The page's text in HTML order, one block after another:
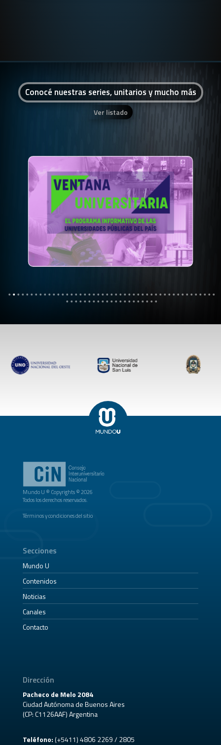
Conocé nuestras series, unitarios y mucho más
Ver listado
Mundo U ® Copyrights © 2026
Todos los derechos reservados.
Términos y condiciones del sitio
Secciones
Mundo U
Contenidos
Noticias
Canales
Contacto
Dirección
Pacheco de Melo 2084
Ciudad Autónoma de Buenos Aires
(CP: C1126AAF) Argentina
Teléfono:(+5411) 4806 2269 / 2805